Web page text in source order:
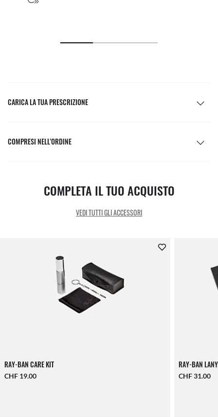
CARICA LA TUA PRESCRIZIONE
COMPRESI NELL’ORDINE
COMPLETA IL TUO ACQUISTO
VEDI TUTTI GLI ACCESSORI
RAY-BAN CARE KIT
CHF 19.00
RAY-BAN
CHF 31.00